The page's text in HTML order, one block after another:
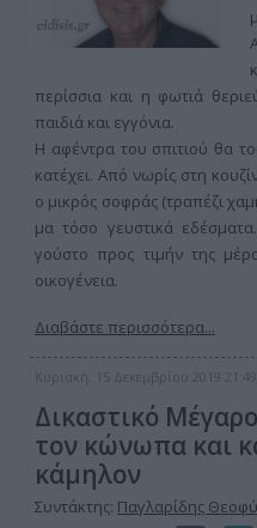
περίσσια και η φωτιά
παιδιά και εγγόνια.
Η αφέντρα του σπιτιού θα
κατέχει. Από νωρίς στη
ο μικρός σοφράς (τραπέζι
μα τόσο γευστικά
γούστο προς τιμήν της
οικογένεια.
Διαβάστε περισσότερα...
Κυριακή, 15 Δεκεμβρίου 2019 21:49
Δικαστικό
τον κώνωπα και
κάμηλον
Συντάκτης: Παγλαρίδης